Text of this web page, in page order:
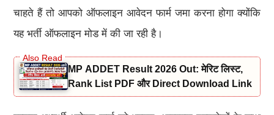
चाहते हैं तो आपको ऑफलाइन आवेदन फार्म जमा करना होगा क्योंकि
यह भर्ती ऑफलाइन मोड में की जा रही है।
MP ADDET Result 2026 Out: मेरिट लिस्ट,
Rank List PDF और Direct Download Link